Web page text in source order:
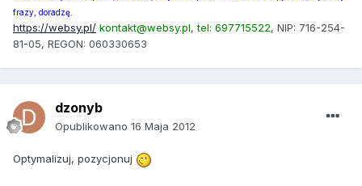
frazy, doradzę.
https://websy.pl/ kontakt@websy.pl, tel: 697715522, NIP: 716-254-
81-05, REGON: 060330653
dzonyb
Opublikowano 16 Maja 2012
Optymalizuj, pozycjonuj